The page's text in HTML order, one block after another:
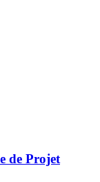
de Projet